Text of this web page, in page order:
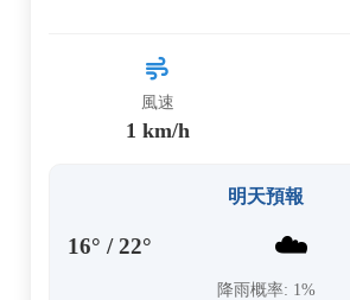
風速
1 km/h
明天預報
16° / 22° ☁️
降雨概率: 1%